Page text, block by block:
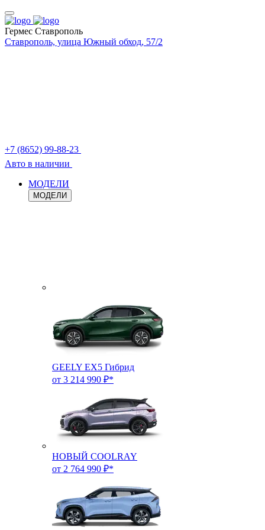
Гермес Ставрополь
Ставрополь, улица Южный обход, 57/2
+7 (8652) 99-88-23
Авто в наличии
МОДЕЛИ
МОДЕЛИ
GEELY EX5 Гибрид
от 3 214 990 ₽*
НОВЫЙ COOLRAY
от 2 764 990 ₽*